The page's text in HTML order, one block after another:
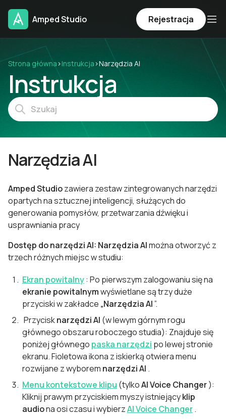
Amped Studio Rejestracja
Strona główna ›Instrukcja ›Narzędzia AI
Instrukcja
Narzędzia AI
Amped Studiozawiera zestaw zintegrowanych narzędzi
opartych na sztucznej inteligencji, służących do
generowania pomysłów, przetwarzania dźwięku i
usprawniania pracy
Dostęp do narzędzi AI: NarzędziaAImożna otworzyć z
trzech różnych miejsc w studiu:
Ekran powitalny: Po pierwszym zalogowaniu się na
ekranie powitalnymwyświetlane są trzy duże
przyciski w zakładce „Narzędzia AI”.
Przycisknarzędzi AI (w lewym górnym rogu
głównego obszaru roboczego studia): Znajduje się
poniżej głównego paska narzędzi po lewej stronie
ekranu. Fioletowa ikona z iskierką otwiera menu
rozwijane z wyborem narzędziAI .
Menu kontekstowe klipu (tylkoAI Voice Changer):
Kliknij prawym przyciskiem myszy istniejącyklip
audiona osi czasu i wybierzAI Voice Changer.